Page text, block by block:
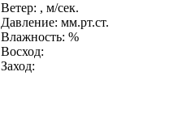
Ветер: , м/сек.
Давление: мм.рт.ст.
Влажность: %
Восход:
Заход: